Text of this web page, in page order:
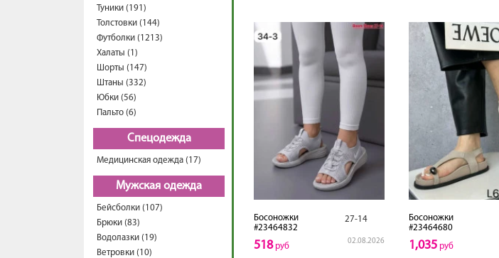
Туники (191)
Толстовки (144)
Футболки (1213)
Халаты (1)
Шорты (147)
Штаны (332)
Юбки (56)
Пальто (6)
Спецодежда
Медицинская одежда (17)
Мужская одежда
Бейсболки (107)
Брюки (83)
Водолазки (19)
Ветровки (10)
Босоножки
#23464832
27-14
02.08.2026
518руб
Босоножки
#23464680
1,035руб